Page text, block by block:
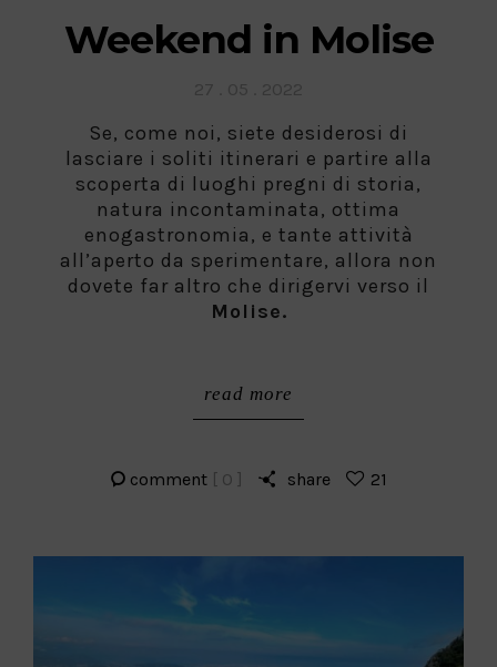
Weekend in Molise
Se, come noi, siete desiderosi di
lasciare i soliti itinerari e partire alla
scoperta di luoghi pregni di storia,
natura incontaminata, ottima
enogastronomia, e tante attività
all’aperto da sperimentare, allora non
dovete far altro che dirigervi verso il
Molise.
read more
comment [ 0 ] share 21